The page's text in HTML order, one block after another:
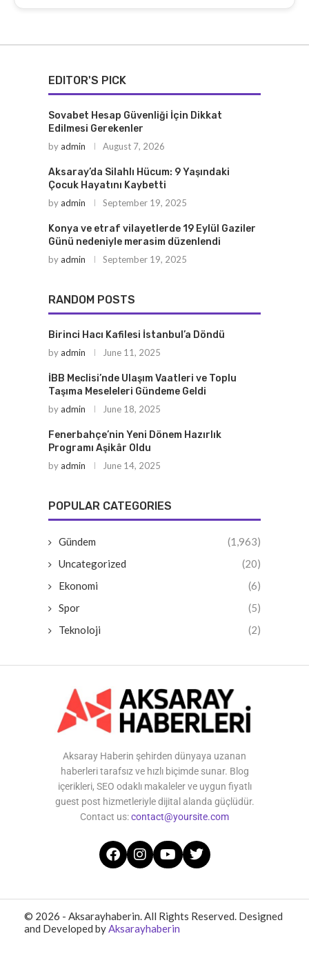
EDITOR'S PICK
Sovabet Hesap Güvenliği İçin Dikkat
Edilmesi Gerekenler
byadmin August 7, 2026
Aksaray’da Silahlı Hücum: 9 Yaşındaki
Çocuk Hayatını Kaybetti
byadmin September 19, 2025
Konya ve etraf vilayetlerde 19 Eylül Gaziler
Günü nedeniyle merasim düzenlendi
byadmin September 19, 2025
RANDOM POSTS
Birinci Hacı Kafilesi İstanbul’a Döndü
byadmin June 11, 2025
İBB Meclisi’nde Ulaşım Vaatleri ve Toplu
Taşıma Meseleleri Gündeme Geldi
byadmin June 18, 2025
Fenerbahçe’nin Yeni Dönem Hazırlık
Programı Aşikâr Oldu
byadmin June 14, 2025
POPULAR CATEGORIES
Gündem
(1,963)
Uncategorized
(20)
Ekonomi
(6)
Spor
(5)
Teknoloji
(2)
Aksaray Haberin şehirden dünyaya uzanan
haberleri tarafsız ve hızlı biçimde sunar. Blog
içerikleri, SEO odaklı makaleler ve uygun fiyatlı
guest post hizmetleriyle dijital alanda güçlüdür.
Contact us:contact@yoursite.com
© 2026 - Aksarayhaberin. All Rights Reserved. Designed
and Developed byAksarayhaberin